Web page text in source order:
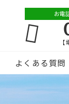
お電
よくある質問